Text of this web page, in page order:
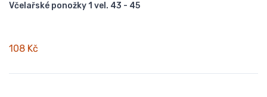
Včelařské ponožky 1 vel. 43 - 45
108 Kč